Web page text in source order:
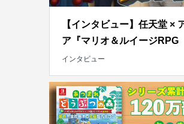
【インタビュー】任天堂 ×
ア『マリオ＆ルイージ
インタビュー